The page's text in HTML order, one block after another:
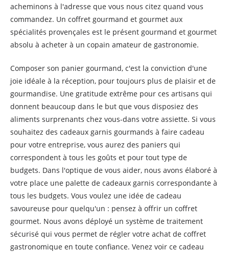
acheminons à l'adresse que vous nous citez quand vous
commandez. Un coffret gourmand et gourmet aux
spécialités provençales est le présent gourmand et gourmet
absolu à acheter à un copain amateur de gastronomie.
Composer son panier gourmand, c'est la conviction d'une
joie idéale à la réception, pour toujours plus de plaisir et de
gourmandise. Une gratitude extrême pour ces artisans qui
donnent beaucoup dans le but que vous disposiez des
aliments surprenants chez vous-dans votre assiette. Si vous
souhaitez des cadeaux garnis gourmands à faire cadeau
pour votre entreprise, vous aurez des paniers qui
correspondent à tous les goûts et pour tout type de
budgets. Dans l'optique de vous aider, nous avons élaboré à
votre place une palette de cadeaux garnis correspondante à
tous les budgets. Vous voulez une idée de cadeau
savoureuse pour quelqu'un : pensez à offrir un coffret
gourmet. Nous avons déployé un système de traitement
sécurisé qui vous permet de régler votre achat de coffret
gastronomique en toute confiance. Venez voir ce cadeau